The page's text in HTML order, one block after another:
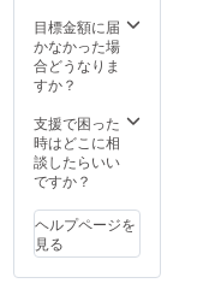
の方の
関係で
も結構
紹介頂
ける企
業様が
あれ
考欄に
わかる
範囲で
詳しく
なナマ
の活動
内容を
期に報
告して
いきま
す。個
が会社
設立に
至るの
かな
イ
ビー、
ホワイ
トの3
種類の
中から
お選び
頂けま
体サイ
ズ：
200ml
：直径
目標金額に届
かなかった場
合どうなりま
すか？
支援で困った
時はどこに相
談したらいい
ですか？
ヘルプページを
見る